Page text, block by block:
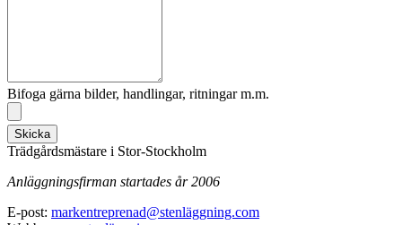
Bifoga gärna bilder, handlingar, ritningar m.m.
Skicka
Trädgårdsmästare i Stor-Stockholm
Anläggningsfirman startades år 2006
E-post: markentreprenad@stenläggning.com